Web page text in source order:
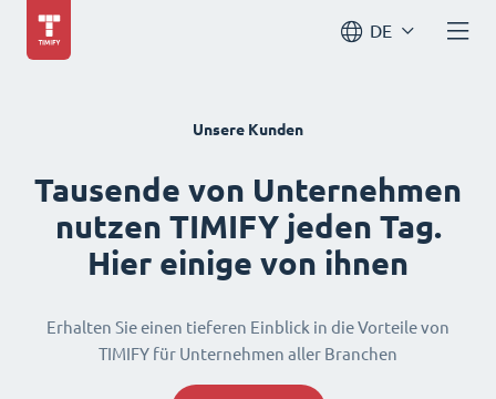
DE
Unsere Kunden
Tausende von Unternehmen
nutzen TIMIFY jeden Tag.
Hier einige von ihnen
Erhalten Sie einen tieferen Einblick in die Vorteile von
TIMIFY für Unternehmen aller Branchen